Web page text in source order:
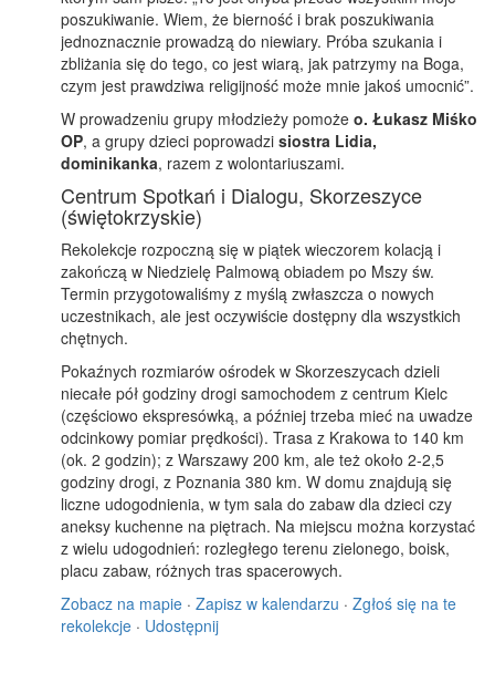
poszukiwanie. Wiem, że bierność i brak poszukiwania
jednoznacznie prowadzą do niewiary. Próba szukania i
zbliżania się do tego, co jest wiarą, jak patrzymy na Boga,
czym jest prawdziwa religijność może mnie jakoś umocnić”.
W prowadzeniu grupy młodzieży pomoże o. Łukasz Miśko
OP, a grupy dzieci poprowadzi siostra Lidia,
dominikanka, razem z wolontariuszami.
Centrum Spotkań i Dialogu, Skorzeszyce
(świętokrzyskie)
Rekolekcje rozpoczną się w piątek wieczorem kolacją i
zakończą w Niedzielę Palmową obiadem po Mszy św.
Termin przygotowaliśmy z myślą zwłaszcza o nowych
uczestnikach, ale jest oczywiście dostępny dla wszystkich
chętnych.
Pokaźnych rozmiarów ośrodek w Skorzeszycach dzieli
niecałe pół godziny drogi samochodem z centrum Kielc
(częściowo ekspresówką, a później trzeba mieć na uwadze
odcinkowy pomiar prędkości). Trasa z Krakowa to 140 km
(ok. 2 godzin); z Warszawy 200 km, ale też około 2-2,5
godziny drogi, z Poznania 380 km. W domu znajdują się
liczne udogodnienia, w tym sala do zabaw dla dzieci czy
aneksy kuchenne na piętrach. Na miejscu można korzystać
z wielu udogodnień: rozległego terenu zielonego, boisk,
placu zabaw, różnych tras spacerowych.
Zobacz na mapie · Zapisz w kalendarzu · Zgłoś się na te
rekolekcje · Udostępnij